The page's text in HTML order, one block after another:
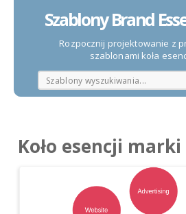
Szablony Brand
Rozpocznij projektowanie z
szablonami koła
Koło esencji marki